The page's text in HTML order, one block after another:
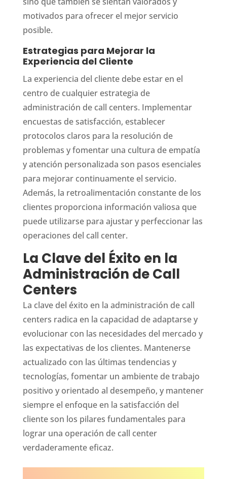
motivados para ofrecer el mejor servicio
posible.
Estrategias para Mejorar la
Experiencia del Cliente
La experiencia del cliente debe estar en el
centro de cualquier estrategia de
administración de call centers. Implementar
encuestas de satisfacción, establecer
protocolos claros para la resolución de
problemas y fomentar una cultura de empatía
y atención personalizada son pasos esenciales
para mejorar continuamente el servicio.
Además, la retroalimentación constante de los
clientes proporciona información valiosa que
puede utilizarse para ajustar y perfeccionar las
operaciones del call center.
La Clave del Éxito en la
Administración de Call
Centers
La clave del éxito en la administración de call
centers radica en la capacidad de adaptarse y
evolucionar con las necesidades del mercado y
las expectativas de los clientes. Mantenerse
actualizado con las últimas tendencias y
tecnologías, fomentar un ambiente de trabajo
positivo y orientado al desempeño, y mantener
siempre el enfoque en la satisfacción del
cliente son los pilares fundamentales para
lograr una operación de call center
verdaderamente eficaz.